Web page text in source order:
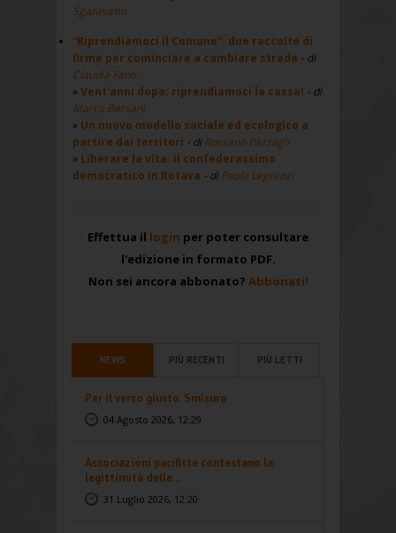
Sgaravatto
“Riprendiamoci il Comune”: due raccolte di
firme per cominciare a cambiare strada - di
Claudia Fanti
Vent'anni dopo: riprendiamoci la cassa! - di
Marco Bersani
Un nuovo modello sociale ed ecologico a
partire dai territori - diRossano Pazzagli
Liberare la vita: il confederassimo
democratico in Rotava - diPaola Legrenzi
Effettua il login per poter consultare
l'edizione in formato PDF.
Non sei ancora abbonato? Abbonati!
NEWS PIÙ RECENTI PIÙ LETTI
Per il verso giusto. Smisura
04 Agosto 2026, 12:29
Associazioni pacifiste contestano la
legittimità delle...
31 Luglio 2026, 12:20